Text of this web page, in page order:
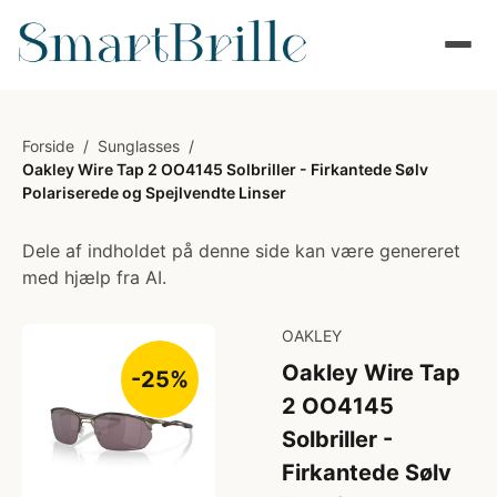
Forside / Sunglasses /
Oakley Wire Tap 2 OO4145 Solbriller - Firkantede Sølv
Polariserede og Spejlvendte Linser
Dele af indholdet på denne side kan være genereret
med hjælp fra AI.
-25%
OAKLEY
Oakley Wire Tap
2 OO4145
Solbriller -
Firkantede Sølv